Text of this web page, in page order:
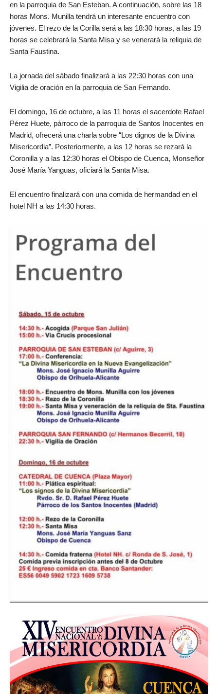
en la parroquia de San Esteban. A continuación, sobre las 18
horas Mons. Munilla tendrá un interesante encuentro con
jóvenes. El rezo de la Corilla será a las 18:30 horas, a las 19
horas se celebrará la Santa Misa y se venerará la reliquia de
Santa Faustina.
La jornada del sábado finalizará a las 22:30 horas con una
Vigilia de oración en la parroquia de San Fernando.
El domingo, 16 de octubre, a las 11 horas el sacerdote Rafael
Pérez Huete, párroco de la parroquia de Santos Inocentes en
Madrid, ofrecerá una charla sobre “Los dignos de la Divina
Misericordia”. Posteriormente, a las 12 horas se rezará la
Coronilla y a las 12:30 horas el Obispo de Cuenca, Monseñor
José María Yanguas, oficiará la Santa Misa.
El encuentro finalizará con una comida de hermandad en el
hotel NH a las 14:30 horas.